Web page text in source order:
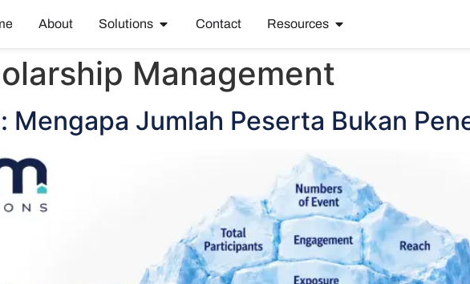
About Solutions Contact Resources
Management
Mengapa Jumlah Peserta Bukan